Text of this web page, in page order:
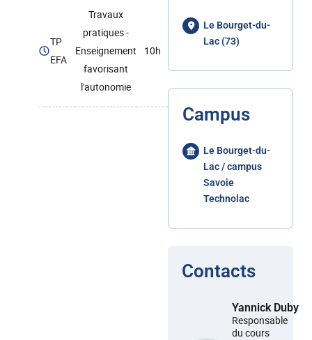
TP
EFA
Travaux
pratiques -
Enseignement
favorisant
l'autonomie
10h
Le Bourget-du-
Lac (73)
Campus
Le Bourget-du-
Lac / campus
Savoie
Technolac
Contacts
Yannick Duby
Responsable
du cours